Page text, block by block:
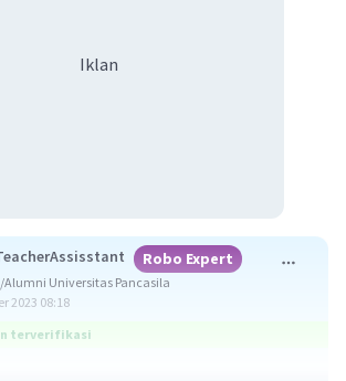
Iklan
Robo Expert
Universitas Pancasila
2023 08:18
terverifikasi